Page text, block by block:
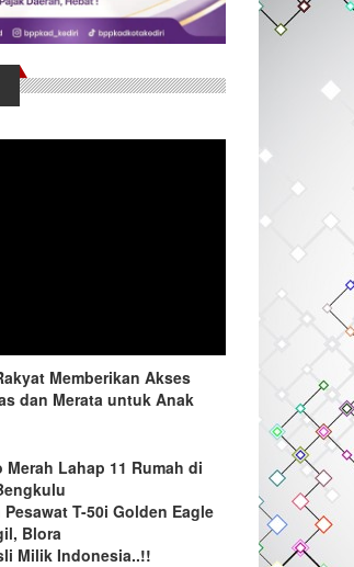
Memberikan Akses
dan Merata untuk Anak
Lahap 11 Rumah di
T-50i Golden Eagle
Blora
Milik Indonesia..!!